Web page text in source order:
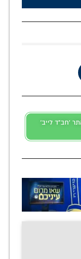
'חב"ד לייב'